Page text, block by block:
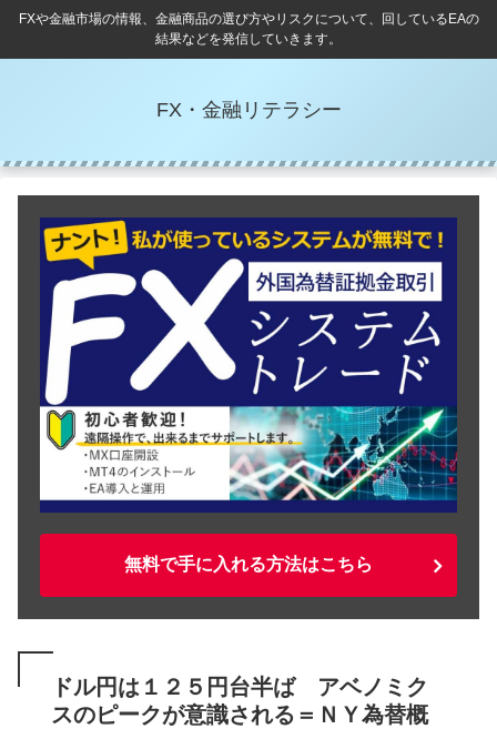
FXや金融市場の情報、金融商品の選び方やリスクについて、回しているEAの
結果などを発信していきます。
FX・金融リテラシー
無料で手に入れる方法はこちら
ドル円は１２５円台半ば アベノミク
スのピークが意識される＝ＮＹ為替概